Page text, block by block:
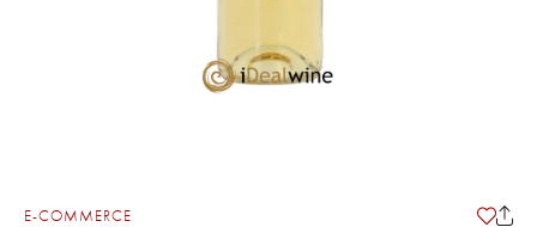
E-COMMERCE